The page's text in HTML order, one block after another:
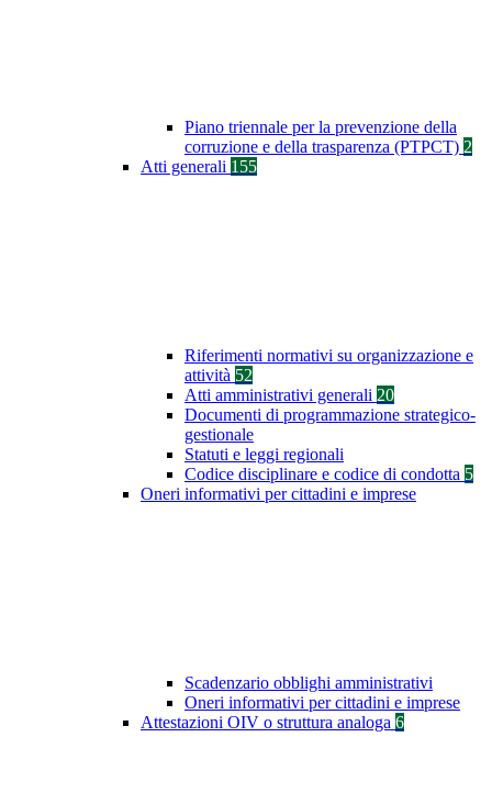
Piano triennale per la prevenzione della
corruzione e della trasparenza (PTPCT) 2
Atti generali 155
Riferimenti normativi su organizzazione e
attività 52
Atti amministrativi generali 20
Documenti di programmazione strategico-
gestionale
Statuti e leggi regionali
Codice disciplinare e codice di condotta 5
Oneri informativi per cittadini e imprese
Scadenzario obblighi amministrativi
Oneri informativi per cittadini e imprese
Attestazioni OIV o struttura analoga 6